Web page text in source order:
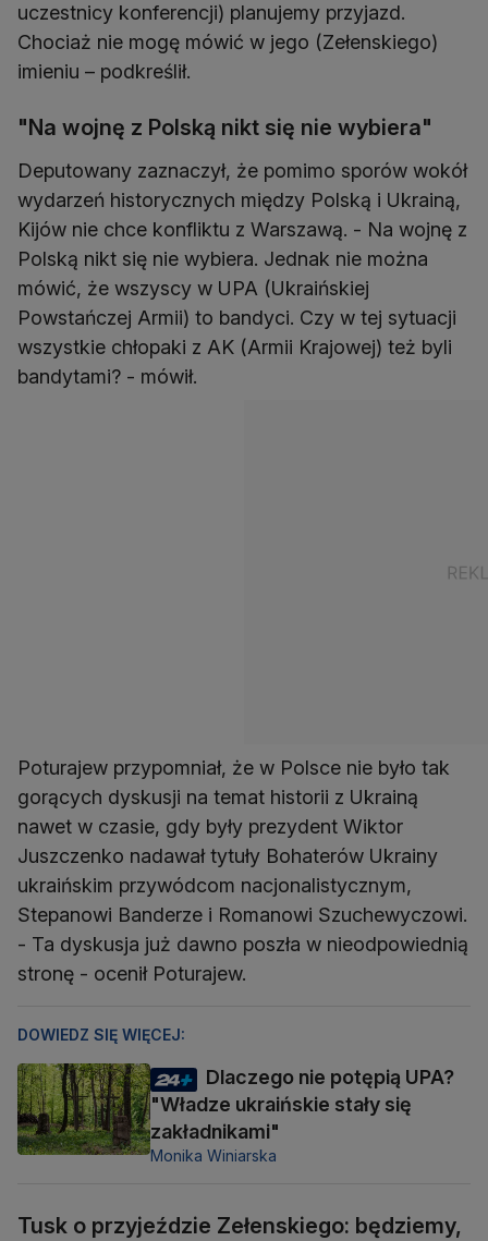
uczestnicy konferencji) planujemy przyjazd.
Chociaż nie mogę mówić w jego (Zełenskiego)
imieniu – podkreślił.
"Na wojnę z Polską nikt się nie wybiera"
Deputowany zaznaczył, że pomimo sporów wokół
wydarzeń historycznych między Polską i Ukrainą,
Kijów nie chce konfliktu z Warszawą. - Na wojnę z
Polską nikt się nie wybiera. Jednak nie można
mówić, że wszyscy w UPA (Ukraińskiej
Powstańczej Armii) to bandyci. Czy w tej sytuacji
wszystkie chłopaki z AK (Armii Krajowej) też byli
bandytami? - mówił.
Poturajew przypomniał, że w Polsce nie było tak
gorących dyskusji na temat historii z Ukrainą
nawet w czasie, gdy były prezydent Wiktor
Juszczenko nadawał tytuły Bohaterów Ukrainy
ukraińskim przywódcom nacjonalistycznym,
Stepanowi Banderze i Romanowi Szuchewyczowi.
- Ta dyskusja już dawno poszła w nieodpowiednią
stronę - ocenił Poturajew.
DOWIEDZ SIĘ WIĘCEJ:
Dlaczego nie potępią UPA?
"Władze ukraińskie stały się
zakładnikami"
Monika Winiarska
Tusk o przyjeździe Zełenskiego: będziemy,